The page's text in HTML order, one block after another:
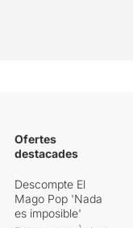
Ofertes
destacades
Descompte El
Mago Pop 'Nada
es imposible'